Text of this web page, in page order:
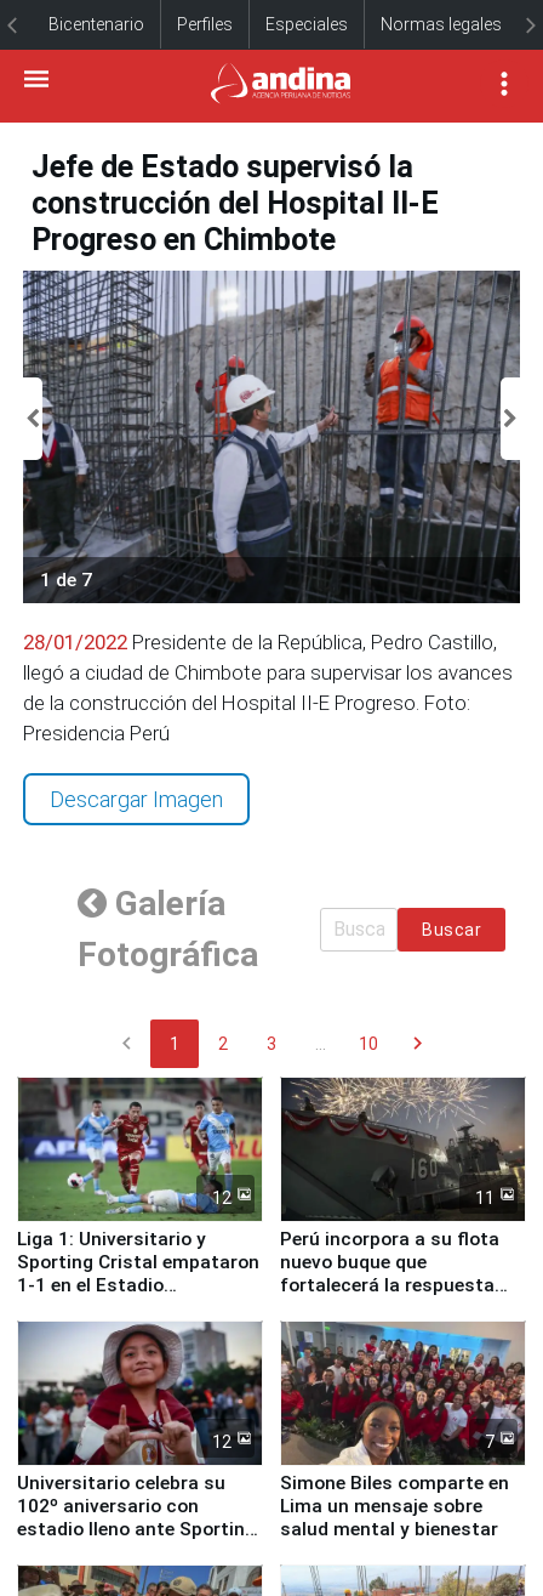
Bicentenario Perfiles Especiales Normas legales
Jefe de Estado supervisó la
construcción del Hospital II-E
Progreso en Chimbote
1 de 7
28/01/2022 Presidente de la República, Pedro Castillo,
llegó a ciudad de Chimbote para supervisar los avances
de la construcción del Hospital II-E Progreso. Foto:
Presidencia Perú
Descargar Imagen
Galería
Fotográfica
Buscar
chevron_left 1 2 3 10 chevron_right
12
Liga 1: Universitario y
Sporting Cristal empataron
1-1 en el Estadio
11
Perú incorpora a su flota
nuevo buque que
fortalecerá la respuesta
12
Universitario celebra su
102º aniversario con
estadio lleno ante Sporting
7
Simone Biles comparte en
Lima un mensaje sobre
salud mental y bienestar